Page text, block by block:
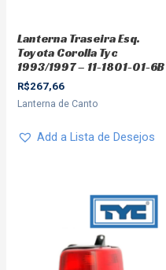
Lanterna Traseira Esq.
Toyota Corolla Tyc
1993/1997 – 11-1801-01-6B
R$267,66
Lanterna de Canto
Add a Lista de Desejos